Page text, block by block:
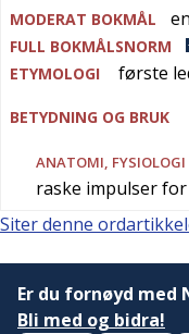
MODERAT BOKMÅL en
FULL BOKMÅLSNORM
ETYMOLOGI
første
BETYDNING OG BRUK
ANATOMI, FYSIOLOGI
raske impulser
Siter denne
Er du fornøyd med
Bli med og bidra!